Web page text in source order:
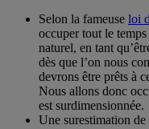
Selon la fameuse loi
occuper tout le
naturel, en tant
dès que l’on nous
devrons être prêts à
Nous allons donc
est surdimensionnée.
Une surestimation de